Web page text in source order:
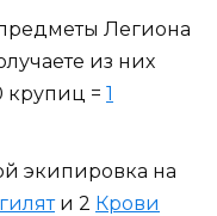
Легиона
из них
крупиц = 1
экипировка на
и 2 Крови